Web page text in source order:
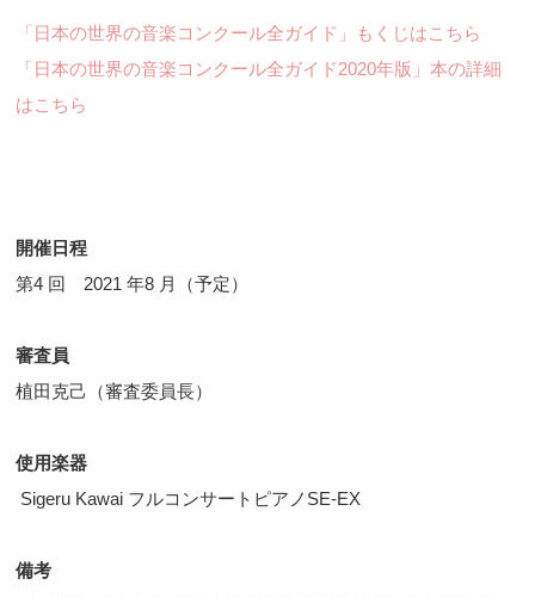
「日本の世界の音楽コンクール全ガイド」もくじはこちら
「日本の世界の音楽コンクール全ガイド2020年版」本の詳細
はこちら
開催日程
第4 回 2021 年8 月（予定）
審査員
植田克己（審査委員長）
使用楽器
Sigeru Kawai フルコンサートピアノSE-EX
備考